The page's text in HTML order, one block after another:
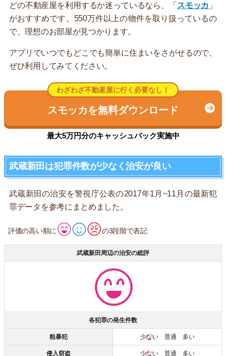
どの不動産屋を利用するか迷っているなら、「 スモッカ 」
がおすすめです。550万件以上の物件を取り扱っているの
で、理想のお部屋が見つかります。
アプリでいつでもどこでも簡単に住まいをさがせるので、
ぜひ利用してみてください。
わざわざ不動産屋に行く必要なし！
スモッカを無料ダウンロード
最大5万円分のキャッシュバック実施中
武蔵新田は犯罪件数が少なく治安が良い
武蔵新田の治安を警視庁公表の2017年1月~11月の最新犯
罪データを参考にまとめました。
評価の高い順に の3段階で表記
武蔵新田周辺の治安の総評
各犯罪の発生件数
粗暴犯 少ない普通 多い
侵入窃盗 少ない普通 多い